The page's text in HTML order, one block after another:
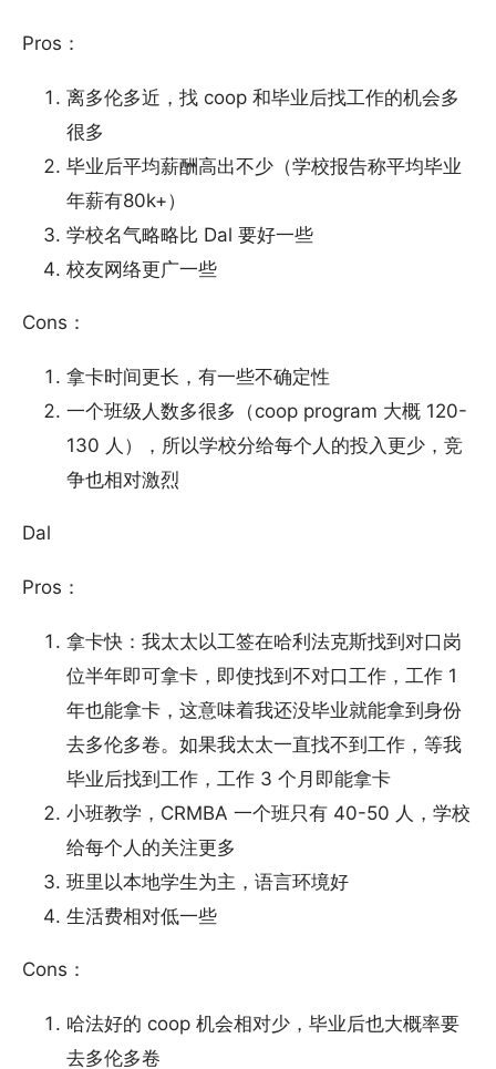
Pros：
离多伦多近，找 coop 和毕业后找工作的机会多
很多
毕业后平均薪酬高出不少（学校报告称平均毕业
年薪有80k+）
学校名气略略比 Dal 要好一些
校友网络更广一些
Cons：
拿卡时间更长，有一些不确定性
一个班级人数多很多（coop program 大概 120-
130 人），所以学校分给每个人的投入更少，竞
争也相对激烈
Dal
Pros：
拿卡快：我太太以工签在哈利法克斯找到对口岗
位半年即可拿卡，即使找到不对口工作，工作 1
年也能拿卡，这意味着我还没毕业就能拿到身份
去多伦多卷。如果我太太一直找不到工作，等我
毕业后找到工作，工作 3 个月即能拿卡
小班教学，CRMBA 一个班只有 40-50 人，学校
给每个人的关注更多
班里以本地学生为主，语言环境好
生活费相对低一些
Cons：
哈法好的 coop 机会相对少，毕业后也大概率要
去多伦多卷